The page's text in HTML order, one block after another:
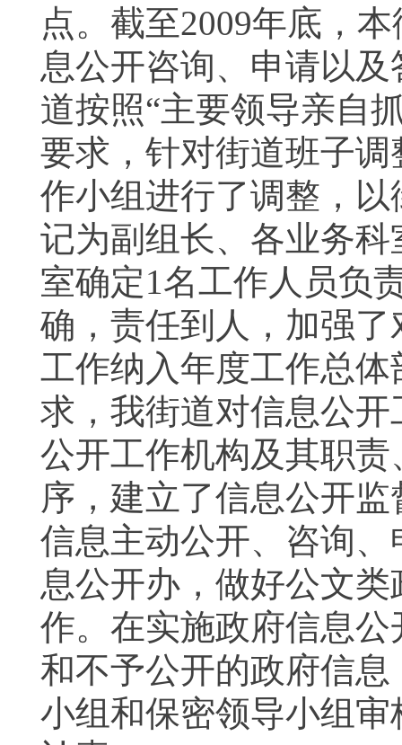
点。截至2009年底，
息公开咨询、申请以
道按照“主要领导亲自
要求，针对街道班子
作小组进行了调整，
记为副组长、各业务科
室确定1名工作人员负
确，责任到人，加强
工作纳入年度工作总
求，我街道对信息公
公开工作机构及其职
序，建立了信息公开
信息主动公开、咨询
息公开办，做好公文
作。在实施政府信息
和不予公开的政府信
小组和保密领导小组